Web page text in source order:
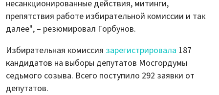
несанкционированные действия, митинги,
препятствия работе избирательной комиссии и так
далее", – резюмировал Горбунов.
Избирательная комиссия зарегистрировала 187
кандидатов на выборы депутатов Мосгордумы
седьмого созыва. Всего поступило 292 заявки от
депутатов.